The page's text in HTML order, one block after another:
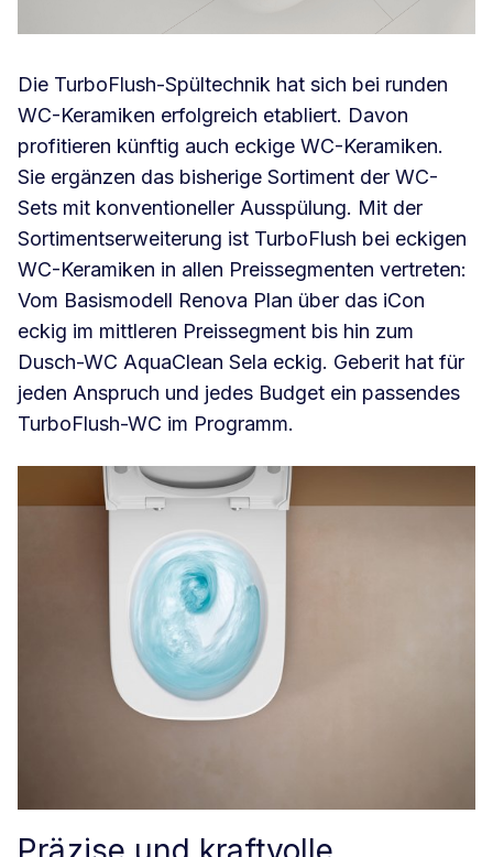
Die TurboFlush-Spültechnik hat sich bei runden
WC-Keramiken erfolgreich etabliert. Davon
profitieren künftig auch eckige WC-Keramiken.
Sie ergänzen das bisherige Sortiment der WC-
Sets mit konventioneller Ausspülung. Mit der
Sortimentserweiterung ist TurboFlush bei eckigen
WC-Keramiken in allen Preissegmenten vertreten:
Vom Basismodell Renova Plan über das iCon
eckig im mittleren Preissegment bis hin zum
Dusch-WC AquaClean Sela eckig. Geberit hat für
jeden Anspruch und jedes Budget ein passendes
TurboFlush-WC im Programm.